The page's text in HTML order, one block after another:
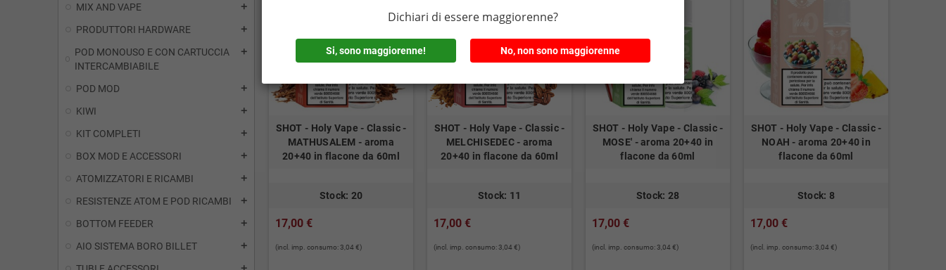
MIX AND VAPE add
PRODUTTORI HARDWARE add
POD MONOUSO E CON CARTUCCIA
INTERCAMBIABILE
add
POD MOD add
KIWI add
KIT COMPLETI add
BOX MOD E ACCESSORI add
ATOMIZZATORI E RICAMBI add
RESISTENZE ATOM E POD RICAMBI add
BOTTOM FEEDER add
AIO SISTEMA BORO BILLET add
SHOT - Holy Vape - Classic -
MATHUSALEM - aroma
20+40 in flacone da 60ml
Stock: 20
17,00 €
(incl. imp. consumo: 3,04 €)
SHOT - Holy Vape - Classic -
MELCHISEDEC - aroma
20+40 in flacone da 60ml
Stock: 11
17,00 €
(incl. imp. consumo: 3,04 €)
SHOT - Holy Vape - Classic -
MOSE' - aroma 20+40 in
flacone da 60ml
Stock: 28
17,00 €
(incl. imp. consumo: 3,04 €)
SHOT - Holy Vape - Classic -
NOAH - aroma 20+40 in
flacone da 60ml
Stock: 8
17,00 €
(incl. imp. consumo: 3,04 €)
Dichiari di essere maggiorenne?
Si, sono maggiorenne! No, non sono maggiorenne